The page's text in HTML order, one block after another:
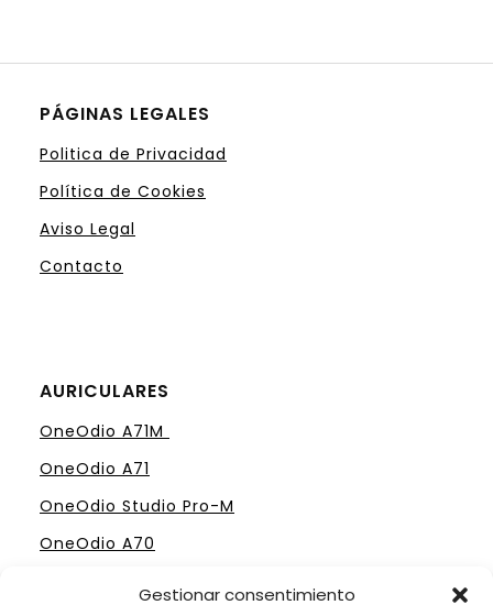
Gestionar consentimiento
PÁGINAS LEGALES
Politica de Privacidad
Política de Cookies
Aviso Legal
Contacto
AURICULARES
OneOdio A71M
OneOdio A71
OneOdio Studio Pro-M
OneOdio A70